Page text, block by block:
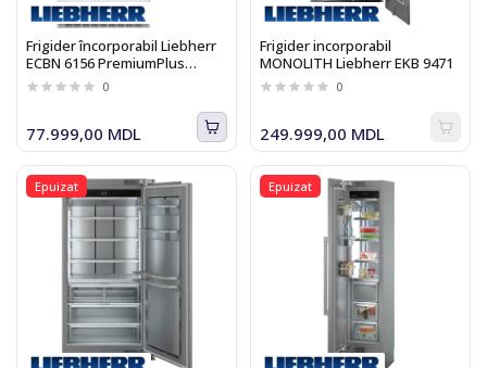
Frigider încorporabil Liebherr
ECBN 6156 PremiumPlus
BioFresh NoFrost
0
77.999,00 MDL
Frigider incorporabil
MONOLITH Liebherr EKB 9471
0
249.999,00 MDL
Epuizat Epuizat